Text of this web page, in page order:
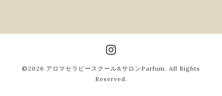
©2026 アロマセラピースクール&サロンParfum . All Rights
Reserved.